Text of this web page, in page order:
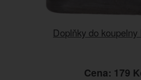
Doplňky do koupelny
Cena: 179